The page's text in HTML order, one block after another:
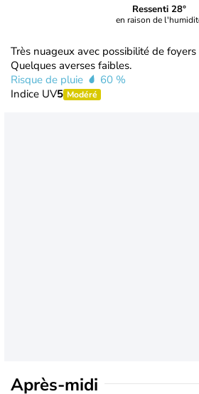
Ressenti 28°
en raison de
Très nuageux avec possibilité de foyers
Quelques averses faibles.
Risque de pluie
60 %
Indice UV5 Modéré
Après-midi